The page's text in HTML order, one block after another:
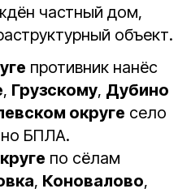
частный дом,
объект.
противник нанёс
, Грузскому, Дубино
округе село
БПЛА.
по сёлам
, Коновалово,